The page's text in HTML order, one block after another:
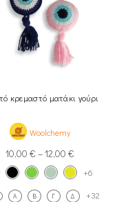
κρεμαστό ματάκι γούρι
Woolchemy
10,00 € –12,00 €
+6
A Β Γ Δ +32